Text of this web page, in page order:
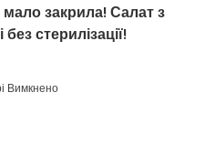
закрила! Салат з
стерилізації!
Вимкненодо